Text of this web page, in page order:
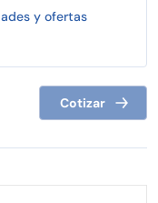
y ofertas
Cotizar